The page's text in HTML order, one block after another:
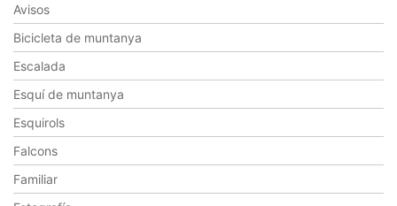
Avisos
Bicicleta de muntanya
Escalada
Esquí de muntanya
Esquirols
Falcons
Familiar